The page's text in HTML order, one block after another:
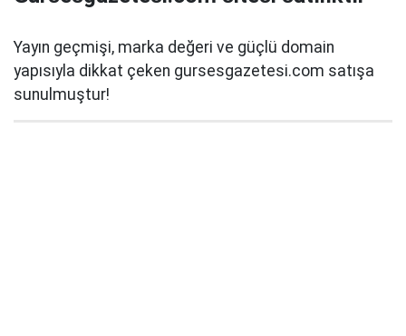
Yayın geçmişi, marka değeri ve güçlü domain
yapısıyla dikkat çeken gursesgazetesi.com satışa
sunulmuştur!